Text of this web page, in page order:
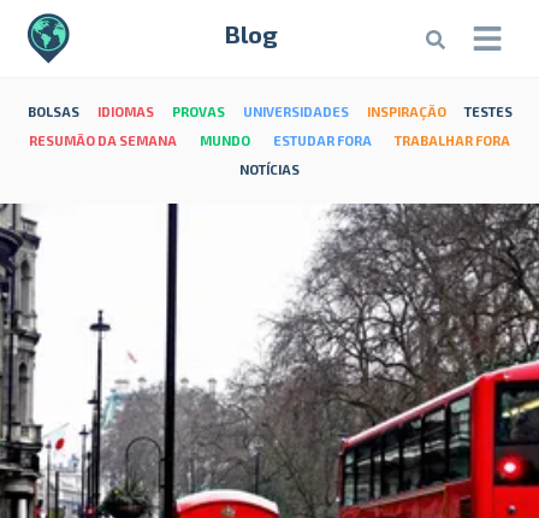
Blog
BOLSAS IDIOMAS PROVAS UNIVERSIDADES INSPIRAÇÃO
TESTES
RESUMÃO DA SEMANA
MUNDO ESTUDAR FORA
TRABALHAR FORA
NOTÍCIAS